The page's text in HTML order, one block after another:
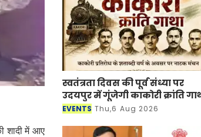
शादी में आए
स्वतंत्रता दिवस की पूर्व संध्या पर
उदयपुर में गूंजेगी काकोरी क्रांति
EVENTS Thu,6 Aug 2026